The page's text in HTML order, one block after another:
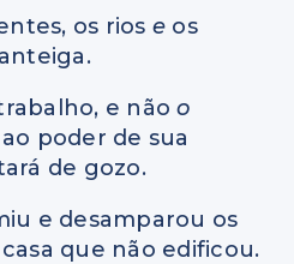
os rios e os
e nãoo
poder de sua
de gozo.
e desamparou os
que não edificou.